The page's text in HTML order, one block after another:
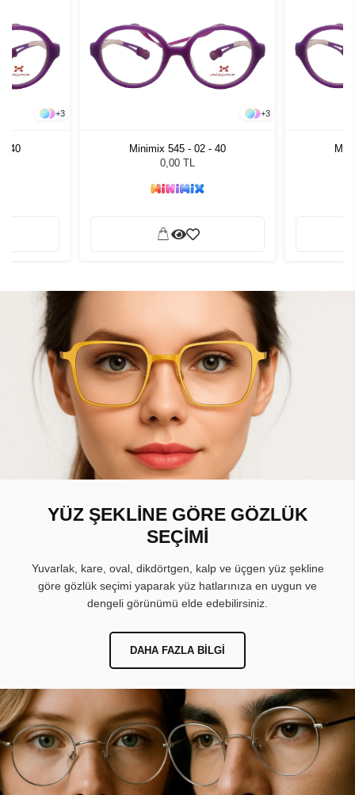
+3
- 40
+3
Minimix 545 - 02 - 40
0,00 TL
YÜZ ŞEKLİNE GÖRE GÖZLÜK
SEÇİMİ
Yuvarlak, kare, oval, dikdörtgen, kalp ve üçgen yüz şekline
göre gözlük seçimi yaparak yüz hatlarınıza en uygun ve
dengeli görünümü elde edebilirsiniz.
DAHA FAZLA BILGI